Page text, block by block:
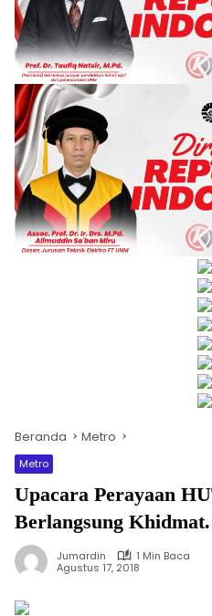
Beranda Metro
Metro
Upacara Perayaan
Berlangsung Khidmat.
Jumardin
1 Min Baca
Agustus 17, 2018